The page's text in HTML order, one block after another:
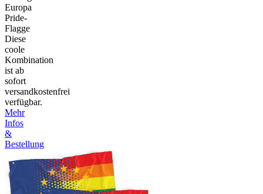
Europa
Pride-
Flagge
Diese
coole
Kombination
ist ab
sofort
versandkostenfrei
verfügbar.
Mehr
Infos
&
Bestellung